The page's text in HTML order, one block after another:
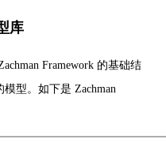
库
Framework 的基础结
模型。如下是 Zachman